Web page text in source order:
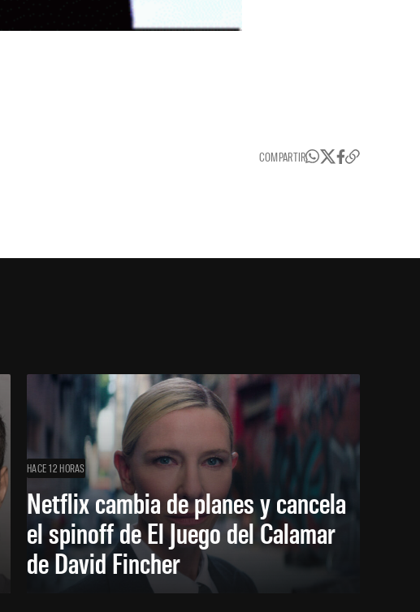
COMPARTIR
HACE 12 HORAS
Netflix cambia de planes y cancela
el spinoff de El Juego del Calamar
de David Fincher